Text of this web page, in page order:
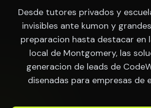
Desde tutores privados y
invisibles ante kumon y
preparacion hasta destacar en
local de Montgomery, las
generacion de leads de
disenadas para empresas de